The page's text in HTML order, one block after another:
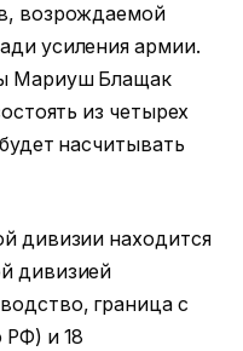
возрождаемой
усиления армии.
Мариуш Блащак
из четырех
насчитывать
дивизии находится
дивизией
граница с
РФ) и 18